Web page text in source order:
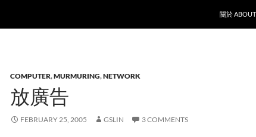
關於
COMPUTER,MURMURING,NETWORK
放廣告
FEBRUARY 25, 2005 GSLIN 3 COMMENTS